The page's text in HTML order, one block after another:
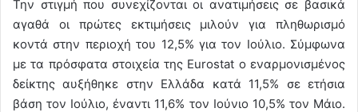
Την στιγμή που συνεχίζονται οι ανατιμήσεις σε βασικά
αγαθά οι πρώτες εκτιμήσεις μιλούν για πληθωρισμό
κοντά στην περιοχή του 12,5% για τον Ιούλιο. Σύμφωνα
με τα πρόσφατα στοιχεία της Eurostat ο εναρμονισμένος
δείκτης αυξήθηκε στην Ελλάδα κατά 11,5% σε ετήσια
βάση τον Ιούλιο, έναντι 11,6% τον Ιούνιο 10,5% τον Μάιο.